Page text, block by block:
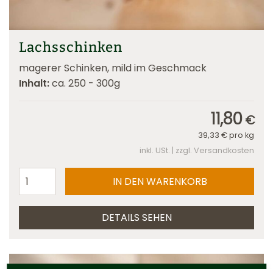
Lachsschinken
magerer Schinken, mild im Geschmack
Inhalt:ca. 250 - 300g
11,80€
39,33 €pro kg
inkl. USt. | zzgl. Versandkosten
DETAILS SEHEN